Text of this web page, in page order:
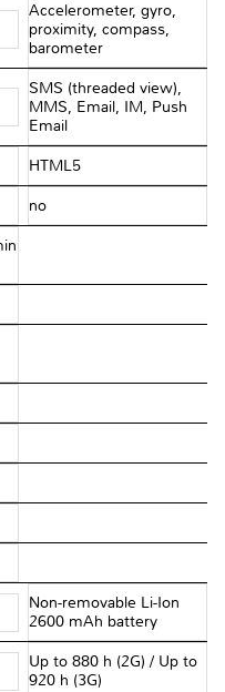
Accelerometer, gyro,
proximity, compass,
barometer
SMS (threaded view),
MMS, Email, IM, Push
Email
HTML5
no
Non-removable Li-Ion
2600 mAh battery
Up to 880 h (2G) / Up to
920 h (3G)